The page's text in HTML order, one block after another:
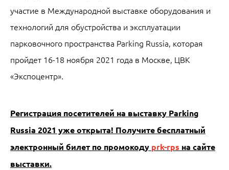
участие в Международной выставке оборудования и
технологий для обустройства и эксплуатации
парковочного пространства Parking Russia, которая
пройдет 16-18 ноября 2021 года в Москве, ЦВК
«Экспоцентр».
Регистрация посетителей на выставку Parking
Russia 2021 уже открыта! Получите бесплатный
электронный билет по промокоду prk-rps на сайте
выставки.